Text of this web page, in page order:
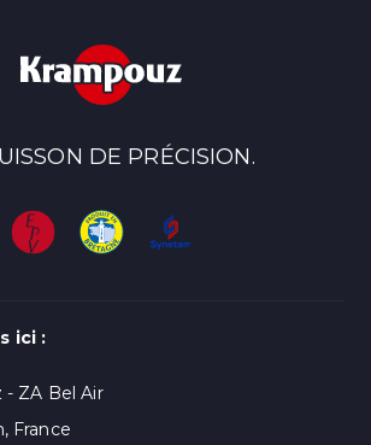
DE PRÉCISION.
ici :
- ZA Bel Air
France